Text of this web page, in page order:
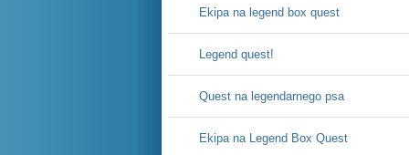
Ekipa na legend box quest
Legend quest!
Quest na legendarnego psa
Ekipa na Legend Box Quest